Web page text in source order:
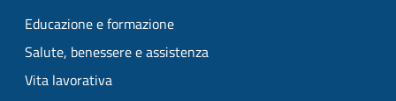
Educazione e formazione
Salute, benessere e assistenza
Vita lavorativa